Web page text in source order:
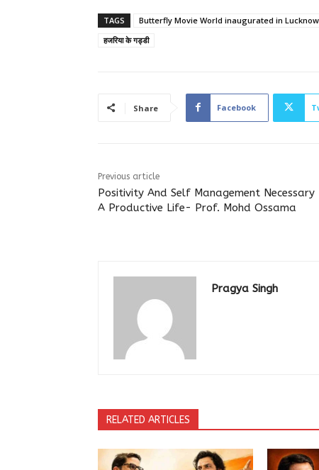
TAGS Butterfly Movie World inaugurated in
हजरिया के गड्डी
Share Facebook
Previous article
Positivity And Self Management Necessary
A Productive Life- Prof. Mohd Ossama
Pragya Singh
RELATED ARTICLES